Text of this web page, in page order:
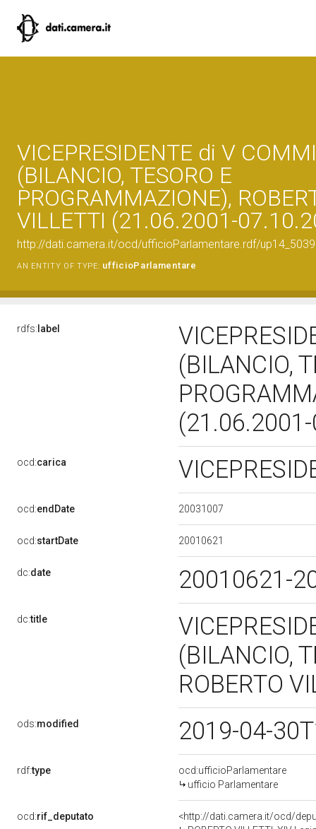
VICEPRESIDENTE di V
(BILANCIO, TESORO E
PROGRAMMAZIONE),
VILLETTI (21.06.2001-
http://dati.camera.it/ocd/ufficioParlamentare.rdf/
AN ENTITY OF TYPE: ufficioParlamentare
rdfs: label
(BILANCIO,
ocd:carica
ocd:endDate 20031007
ocd:startDate 20010621
dc:date 20010621-
dc:title
(BILANCIO,
ROBERTO
ods:modified 2019-04-
rdf:type
ocd:ufficioParlamentare
ufficio Parlamentare
ocd:rif_deputato
<http://dati.camera.it/ocd/